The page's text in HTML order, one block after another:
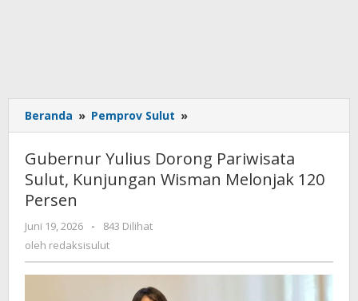
Beranda » Pemprov Sulut »
Yulius
Pariwisata
Sulut,
Persen
Gubernur Yulius Dorong Pariwisata
Sulut, Kunjungan Wisman Melonjak 120
Persen
Juni 19, 2026
oleh
redaksisulut
-
843 Dilihat
oleh redaksisulut